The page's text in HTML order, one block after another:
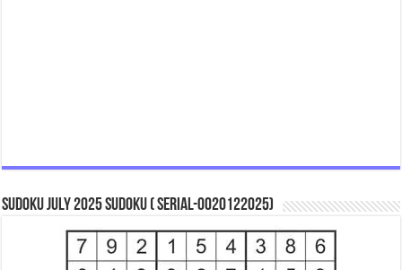
Sudoku July 2025 Sudoku ( Serial-0020122025)